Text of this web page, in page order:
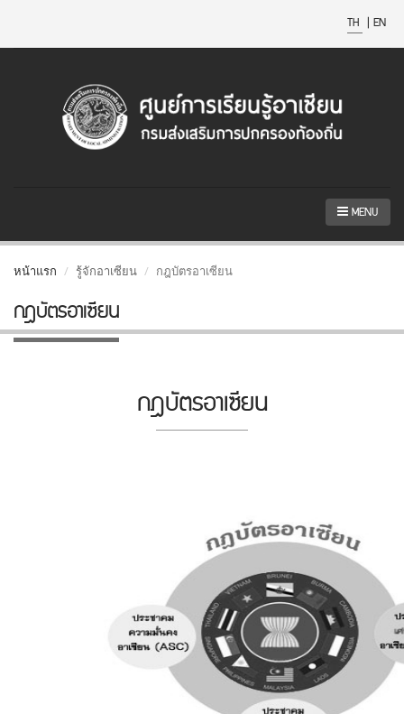
TH | EN
MENU
หน้าแรก รู้จักอาเซียน กฎบัตรอาเซียน
กฎบัตรอาเซียน
กฎบัตรอาเซียน